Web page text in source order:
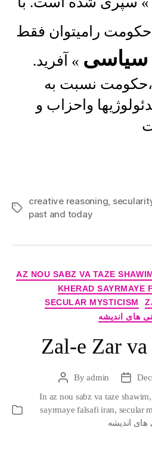
حکومت رامیتوان فقط
» آفرید.
نسبت به
واحزاب و
Tags
creative reasoning,
past and today
AZ NOU SABZ VA TAZE
KHERAD SAYRMAYE
SECULAR MYSTICISM
های اندیشه
Zal-e Zar
PostByadmin
Post
Categories
In az nou sabz va taze shawim,
sayrmaye falsafi iran, secular
اندیشه